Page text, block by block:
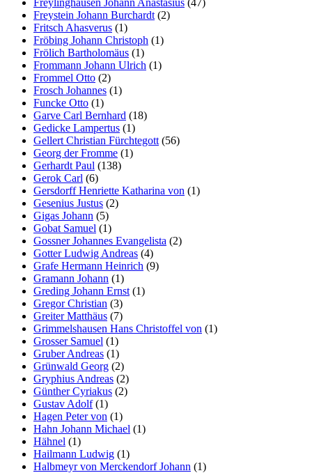
Freylinghausen Johann Anastasius (47)
Freystein Johann Burchardt (2)
Fritsch Ahasverus (1)
Fröbing Johann Christoph (1)
Frölich Bartholomäus (1)
Frommann Johann Ulrich (1)
Frommel Otto (2)
Frosch Johannes (1)
Funcke Otto (1)
Garve Carl Bernhard (18)
Gedicke Lampertus (1)
Gellert Christian Fürchtegott (56)
Georg der Fromme (1)
Gerhardt Paul (138)
Gerok Carl (6)
Gersdorff Henriette Katharina von (1)
Gesenius Justus (2)
Gigas Johann (5)
Gobat Samuel (1)
Gossner Johannes Evangelista (2)
Gotter Ludwig Andreas (4)
Grafe Hermann Heinrich (9)
Gramann Johann (1)
Greding Johann Ernst (1)
Gregor Christian (3)
Greiter Matthäus (7)
Grimmelshausen Hans Christoffel von (1)
Grosser Samuel (1)
Gruber Andreas (1)
Grünwald Georg (2)
Gryphius Andreas (2)
Günther Cyriakus (2)
Gustav Adolf(1)
Hagen Peter von (1)
Hahn Johann Michael (1)
Hähnel (1)
Hailmann Ludwig (1)
Halbmeyr von Merckendorf Johann (1)